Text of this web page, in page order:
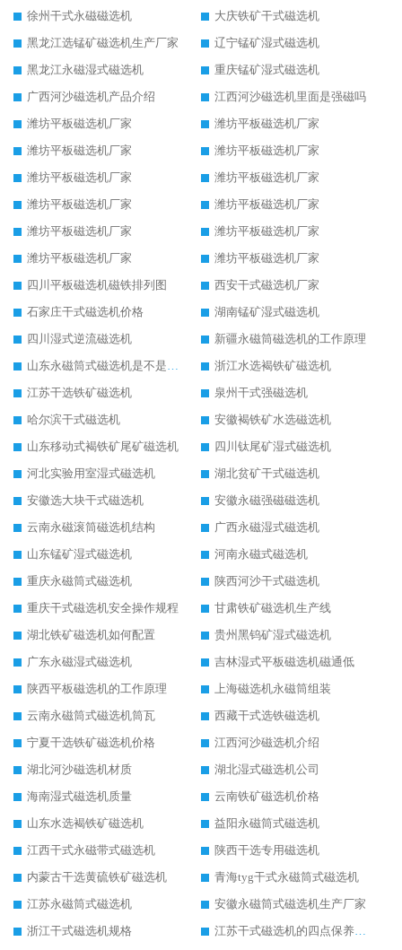
徐州干式永磁磁选机
大庆铁矿干式磁选机
黑龙江选锰矿磁选机生产厂家
辽宁锰矿湿式磁选机
黑龙江永磁湿式磁选机
重庆锰矿湿式磁选机
广西河沙磁选机产品介绍
江西河沙磁选机里面是强磁吗
潍坊平板磁选机厂家
潍坊平板磁选机厂家
潍坊平板磁选机厂家
潍坊平板磁选机厂家
潍坊平板磁选机厂家
潍坊平板磁选机厂家
潍坊平板磁选机厂家
潍坊平板磁选机厂家
潍坊平板磁选机厂家
潍坊平板磁选机厂家
潍坊平板磁选机厂家
潍坊平板磁选机厂家
四川平板磁选机磁铁排列图
西安干式磁选机厂家
石家庄干式磁选机价格
湖南锰矿湿式磁选机
四川湿式逆流磁选机
新疆永磁筒磁选机的工作原理
山东永磁筒式磁选机是不是强磁
浙江水选褐铁矿磁选机
江苏干选铁矿磁选机
泉州干式强磁选机
哈尔滨干式磁选机
安徽褐铁矿水选磁选机
山东移动式褐铁矿尾矿磁选机
四川钛尾矿湿式磁选机
河北实验用室湿式磁选机
湖北贫矿干式磁选机
安徽选大块干式磁选机
安徽永磁强磁磁选机
云南永磁滚筒磁选机结构
广西永磁湿式磁选机
山东锰矿湿式磁选机
河南永磁式磁选机
重庆永磁筒式磁选机
陕西河沙干式磁选机
重庆干式磁选机安全操作规程
甘肃铁矿磁选机生产线
湖北铁矿磁选机如何配置
贵州黑钨矿湿式磁选机
广东永磁湿式磁选机
吉林湿式平板磁选机磁通低
陕西平板磁选机的工作原理
上海磁选机永磁筒组装
云南永磁筒式磁选机筒瓦
西藏干式选铁磁选机
宁夏干选铁矿磁选机价格
江西河沙磁选机介绍
湖北河沙磁选机材质
湖北湿式磁选机公司
海南湿式磁选机质量
云南铁矿磁选机价格
山东水选褐铁矿磁选机
益阳永磁筒式磁选机
江西干式永磁带式磁选机
陕西干选专用磁选机
内蒙古干选黄硫铁矿磁选机
青海tyg干式永磁筒式磁选机
江苏永磁筒式磁选机
安徽永磁筒式磁选机生产厂家
浙江干式磁选机规格
江苏干式磁选机的四点保养秘籍